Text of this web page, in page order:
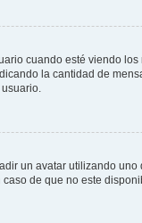
cuando esté viendo
la cantidad de
un avatar utilizando
de que no este